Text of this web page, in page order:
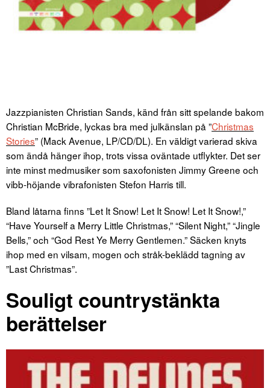
Jazzpianisten Christian Sands, känd från sitt spelande bakom
Christian McBride, lyckas bra med julkänslan på ”Christmas
Stories” (Mack Avenue, LP/CD/DL). En väldigt varierad skiva
som ändå hänger ihop, trots vissa oväntade utflykter. Det ser
inte minst medmusiker som saxofonisten Jimmy Greene och
vibb-höjande vibrafonisten Stefon Harris till.
Bland låtarna finns ”Let It Snow! Let It Snow! Let It Snow!,”
“Have Yourself a Merry Little Christmas,” “Silent Night,” “Jingle
Bells,” och “God Rest Ye Merry Gentlemen.” Säcken knyts
ihop med en vilsam, mogen och stråk-beklädd tagning av
”Last Christmas”.
Souligt countrystänkta
berättelser